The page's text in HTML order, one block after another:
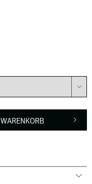
WARENKORB